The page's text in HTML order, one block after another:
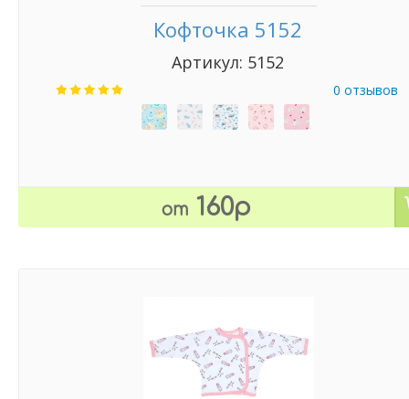
Кофточка 5152
Артикул: 5152
0 отзывов
от 160р